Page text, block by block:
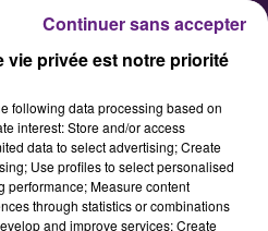
le cancer
vie privée est notre priorité
following data processing based on
interest: Store and/or access
data to select advertising; Create
Use profiles to select personalised
performance; Measure content
through statistics or combinations
and improve services; Create
Continuer sans accepter